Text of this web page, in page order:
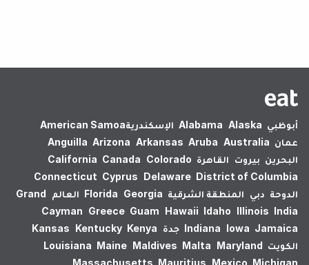
أبوظبي Alabama Alaska الإسكندرية‎American Samoa
عمان
Anguilla Arizona Arkansas Aruba Australia
البحرين بيروت القاهرة California Canada Colorado
Connecticut Cyprus Delaware District of Columbia
الدوحة دبي المنطقة الشرقية Florida Georgia العالم
Grand
Cayman Greece Guam Hawaii Idaho Illinois India
Indiana Iowa Jamaica جدة Kansas Kentucky Kenya
الكويت
Louisiana Maine Maldives Malta Maryland